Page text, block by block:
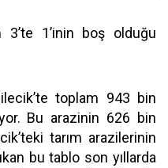
3’te 1’inin boş olduğu
toplam 943 bin
Bu arazinin 626 bin
tarım arazilerinin
bu tablo son yıllarda